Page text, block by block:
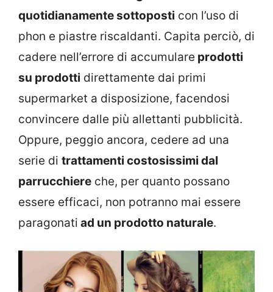
quotidianamente sottoposti con l’uso di
phon e piastre riscaldanti. Capita perciò, di
cadere nell’errore di accumulare prodotti
su prodotti direttamente dai primi
supermarket a disposizione, facendosi
convincere dalle più allettanti pubblicità.
Oppure, peggio ancora, cedere ad una
serie di trattamenti costosissimi dal
parrucchiere che, per quanto possano
essere efficaci, non potranno mai essere
paragonati ad un prodotto naturale.